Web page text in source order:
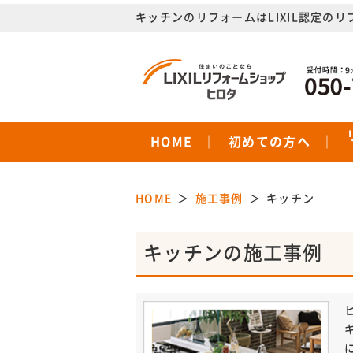
キッチンのリフォームはLIXIL認定のリ
HOME 初めての方へ
HOME 施工事例 キッチン
キッチンの施工事例